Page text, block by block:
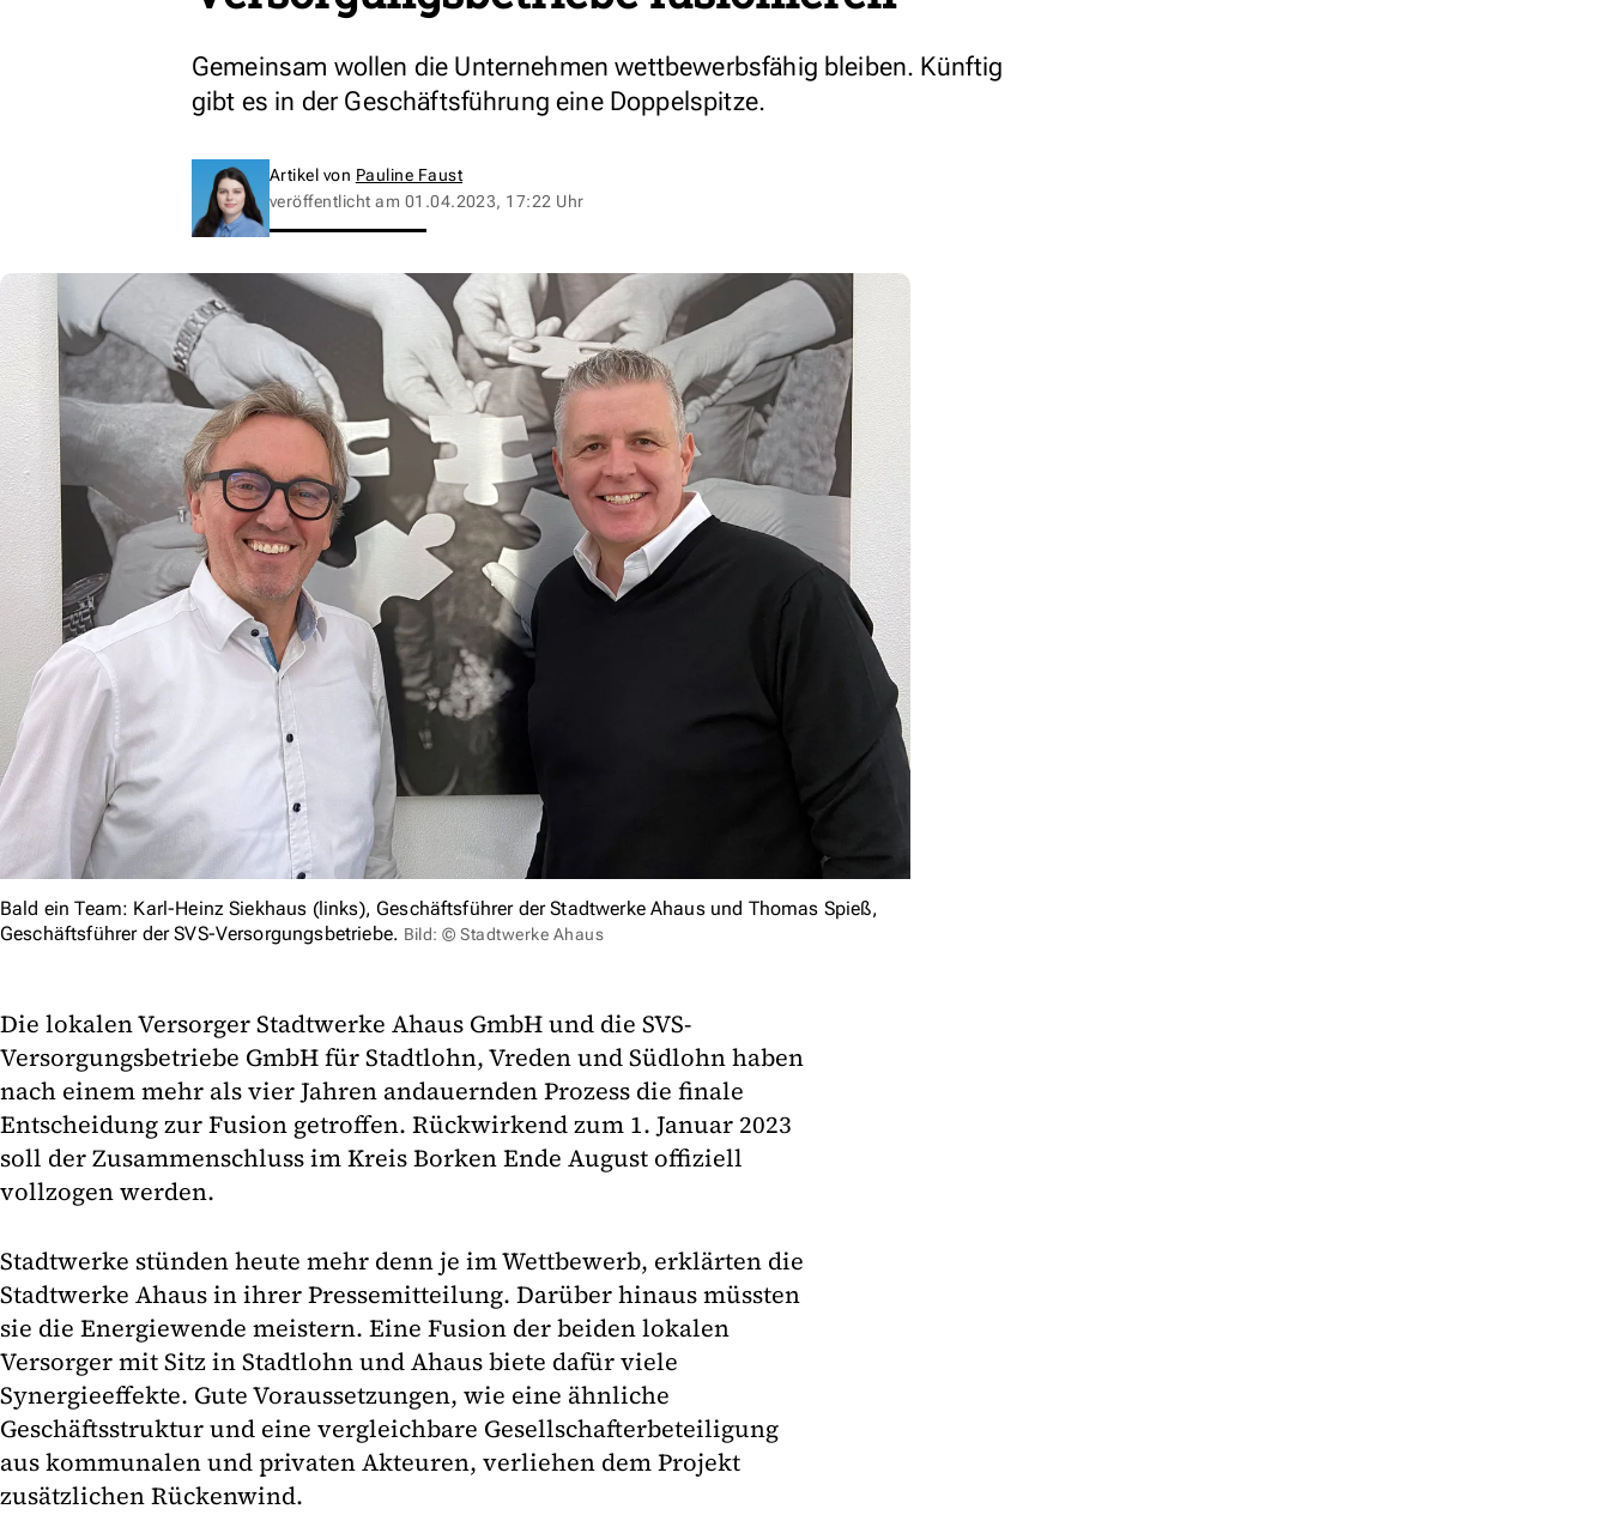
Gemeinsam wollen die Unternehmen wettbewerbsfähig bleiben. Künftig
gibt es in der Geschäftsführung eine Doppelspitze.
Artikel von Pauline Faust
veröffentlicht am 01.04.2023, 17:22 Uhr
Bald ein Team: Karl-Heinz Siekhaus (links), Geschäftsführer der Stadtwerke Ahaus und Thomas Spieß,
Geschäftsführer der SVS-Versorgungsbetriebe. Bild: © Stadtwerke Ahaus
Die lokalen Versorger Stadtwerke Ahaus GmbH und die SVS-
Versorgungsbetriebe GmbH für Stadtlohn, Vreden und Südlohn haben
nach einem mehr als vier Jahren andauernden Prozess die finale
Entscheidung zur Fusion getroffen. Rückwirkend zum 1. Januar 2023
soll der Zusammenschluss im Kreis Borken Ende August offiziell
vollzogen werden.
Stadtwerke stünden heute mehr denn je im Wettbewerb, erklärten die
Stadtwerke Ahaus in ihrer Pressemitteilung. Darüber hinaus müssten
sie die Energiewende meistern. Eine Fusion der beiden lokalen
Versorger mit Sitz in Stadtlohn und Ahaus biete dafür viele
Synergieeffekte. Gute Voraussetzungen, wie eine ähnliche
Geschäftsstruktur und eine vergleichbare Gesellschafterbeteiligung
aus kommunalen und privaten Akteuren, verliehen dem Projekt
zusätzlichen Rückenwind.